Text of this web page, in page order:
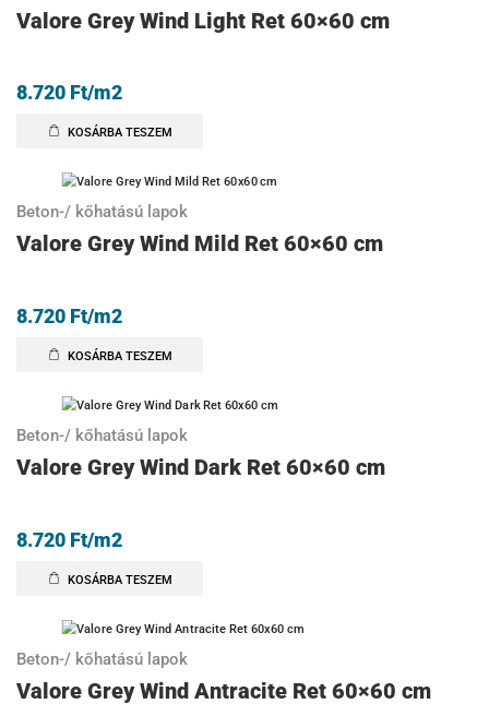
Valore Grey Wind Light Ret 60×60 cm
8.720 Ft/m2
KOSÁRBA TESZEM
Beton-/ kőhatású lapok
Valore Grey Wind Mild Ret 60×60 cm
8.720 Ft/m2
KOSÁRBA TESZEM
Beton-/ kőhatású lapok
Valore Grey Wind Dark Ret 60×60 cm
8.720 Ft/m2
KOSÁRBA TESZEM
Beton-/ kőhatású lapok
Valore Grey Wind Antracite Ret 60×60 cm